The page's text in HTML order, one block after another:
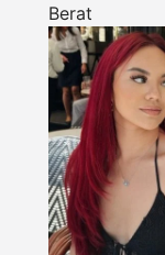
Berat